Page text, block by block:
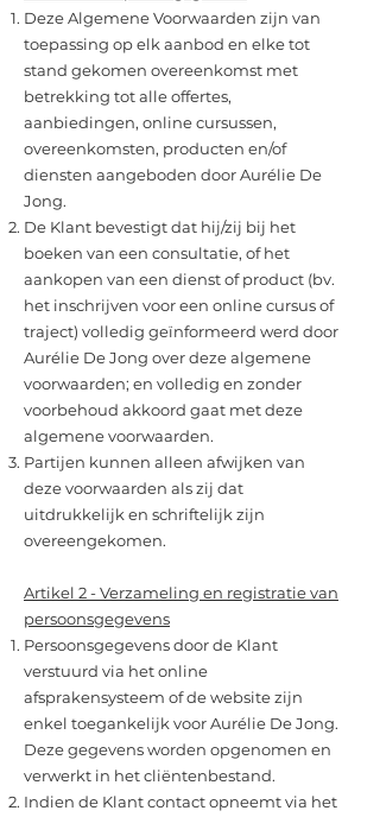
Deze Algemene Voorwaarden zijn van
toepassing op elk aanbod en elke tot
stand gekomen overeenkomst met
betrekking tot alle offertes,
aanbiedingen, online cursussen,
overeenkomsten, producten en/of
diensten aangeboden door Aurélie De
Jong.
De Klant bevestigt dat hij/zij bij het
boeken van een consultatie, of het
aankopen van een dienst of product (bv.
het inschrijven voor een online cursus of
traject) volledig geïnformeerd werd door
Aurélie De Jong over deze algemene
voorwaarden; en volledig en zonder
voorbehoud akkoord gaat met deze
algemene voorwaarden.
Partijen kunnen alleen afwijken van
deze voorwaarden als zij dat
uitdrukkelijk en schriftelijk zijn
overeengekomen.
Artikel 2 - Verzameling en registratie van
persoonsgegevens
Persoonsgegevens door de Klant
verstuurd via het online
afsprakensysteem of de website zijn
enkel toegankelijk voor Aurélie De Jong.
Deze gegevens worden opgenomen en
verwerkt in het cliëntenbestand.
Indien de Klant contact opneemt via het